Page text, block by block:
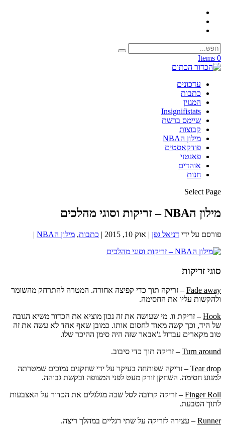
0 Items
עדכונים
כתבות
המגזין
Insignifistats
שיימס ברשת
קבוצות
מילון הNBA
פודקאסטים
פאנטזי
אוהדים
חנות
Select Page
מילון הNBA – זריקות וסוגי מהלכים
פורסם על ידי דניאל גפן | אוק 10, 2015 | כתבות, מילון הNBA |
סוגי זריקות
Fade away – זריקה תוך כדי קפיצה אחורה. המטרה להתרחק מהשומר
ולהקשות עליו את החסימה.
Hook – זריקת וו. מי שעושה את זה נכון מוציא את הכדור משיא הגובה
של היד, וכך קשה מאוד לחסום אותו. כמובן שאף אחד לא עשה את זה
טוב מקארים עבדול ג'אבאר שזה היה סימן ההיכר שלו.
Turn around – זריקה תוך כדי סיבוב.
Tear drop – זריקה שפותחה בעיקר על ידי שחקנים נמוכים שמטרתה
למנוע חסימה. השחקן זורק מעט לפני המצופה ובקשת גבוהה.
Finger Roll – זריקה קרובה לסל שבה מגלגלים את הכדור על האצבעות
לתוך הטבעת.
Runner – עצירה לזריקה על שתי רגליים במהלך ריצה.